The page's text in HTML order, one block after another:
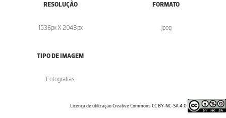
RESOLUÇÃO
1536px X 2048px
FORMATO
.jpeg
TIPO DE IMAGEM
Fotografias
Licença de utilização Creative Commons CC BY-NC-SA 4.0